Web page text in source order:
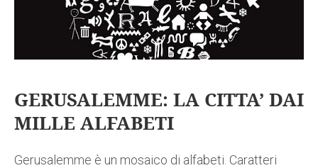
GERUSALEMME: LA CITTA’ DAI
MILLE ALFABETI
Gerusalemme è un mosaico di alfabeti. Caratteri